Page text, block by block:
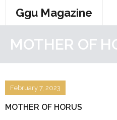
Ggu Magazine
MOTHER OF
MOTHER OF HORUS
February 7, 2023